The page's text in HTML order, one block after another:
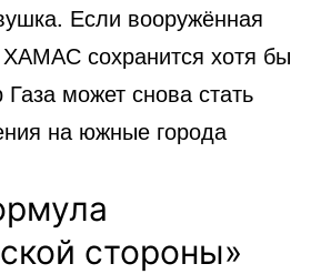
Если вооружённая
ХАМАС сохранится хотя бы
Газа может снова стать
на южные города
стороны»